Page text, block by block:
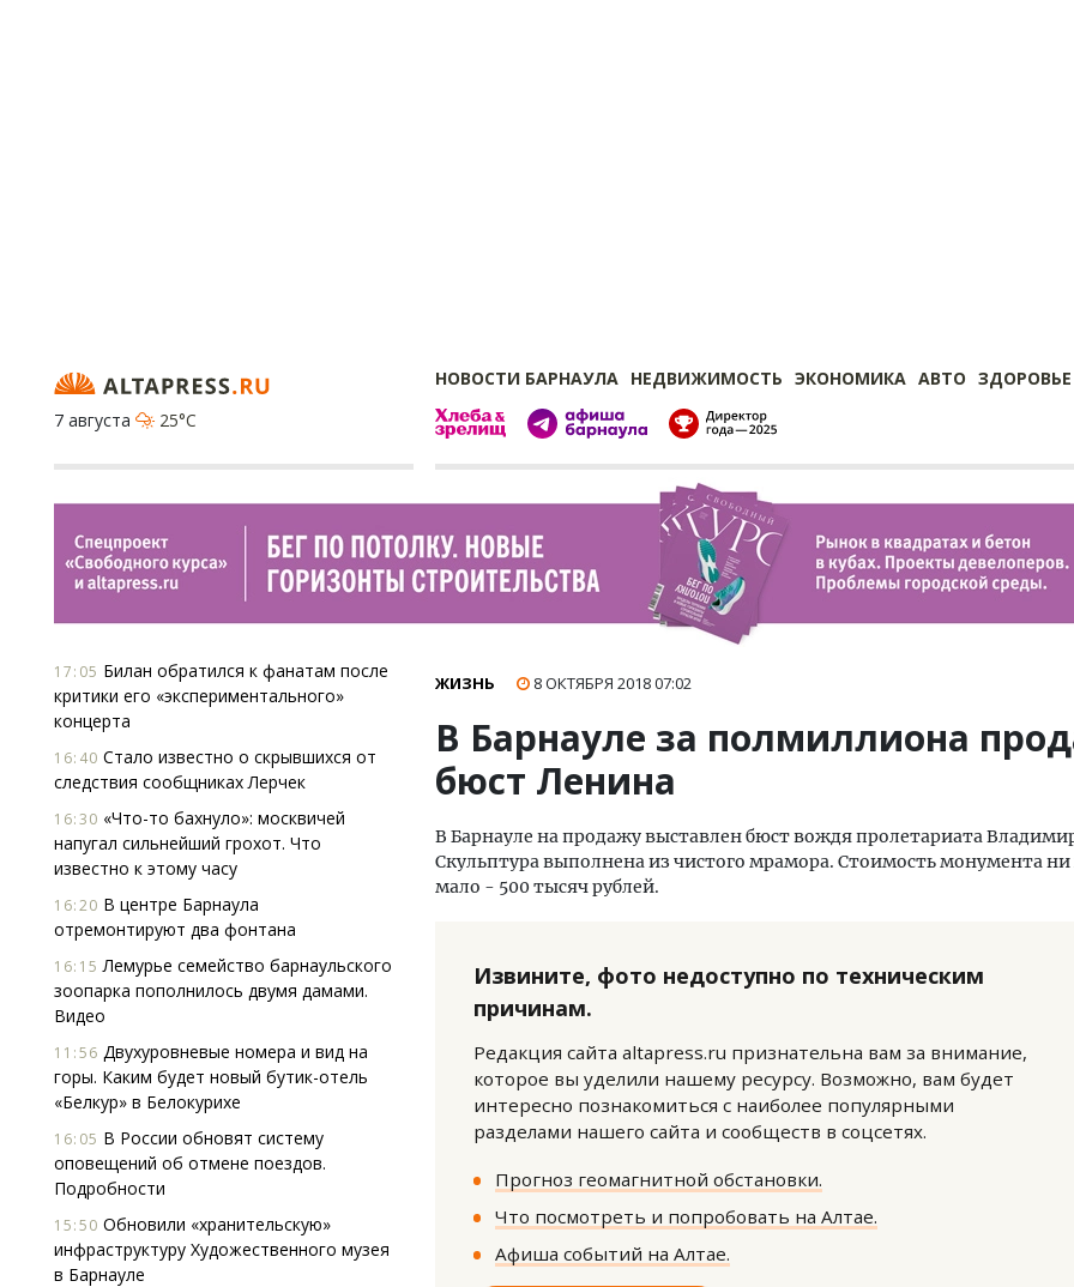
НОВОСТИ БАРНАУЛА НЕДВИЖИМОСТЬ ЭКОНОМИКА АВТО ЗДОРОВЬЕ
7 августа
25°C
17:05 Билан обратился к фанатам после
критики его «экспериментального»
концерта
16:40 Стало известно о скрывшихся от
следствия сообщниках Лерчек
16:30 «Что-то бахнуло»: москвичей
напугал сильнейший грохот. Что
известно к этому часу
16:20 В центре Барнаула
отремонтируют два фонтана
16:15 Лемурье семейство барнаульского
зоопарка пополнилось двумя дамами.
Видео
11:56 Двухуровневые номера и вид на
горы. Каким будет новый бутик-отель
«Белкур» в Белокурихе
16:05 В России обновят систему
оповещений об отмене поездов.
Подробности
15:50 Обновили «хранительскую»
инфраструктуру Художественного музея
в Барнауле
ЖИЗНЬ 8 ОКТЯБРЯ 201807:02
В Барнауле за полмиллиона
бюст Ленина
В Барнауле на продажу выставлен бюст вождя пролетариата
Скульптура выполнена из чистого мрамора. Стоимость монумента
мало - 500 тысяч рублей.
Извините, фото недоступно по техническим
причинам.
Редакция сайта altapress.ru признательна вам за внимание,
которое вы уделили нашему ресурсу. Возможно, вам будет
интересно познакомиться с наиболее популярными
разделами нашего сайта и сообществ в соцсетях.
Прогноз геомагнитной обстановки.
Что посмотреть и попробовать на Алтае.
Афиша событий на Алтае.
Смелость архитектурных идей.
Архитектурный код